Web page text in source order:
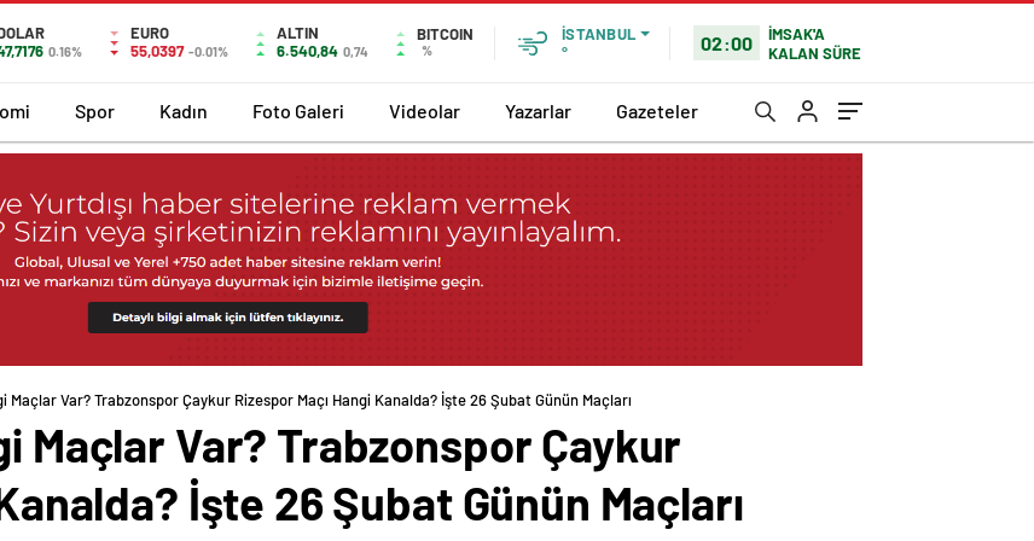
0.16%
EURO
55,0397 -0.01%
ALTIN
6.540,84 0,74
BITCOIN
%
İSTANBUL
°
02:00
İMSAK'A
KALAN SÜRE
Spor Kadın Foto Galeri Videolar Yazarlar Gazeteler
Maçlar Var? Trabzonspor Çaykur Rizespor Maçı Hangi Kanalda? İşte 26 Şubat Günün Maçları
Maçlar Var? Trabzonspor Çaykur
İşte 26 Şubat Günün Maçları